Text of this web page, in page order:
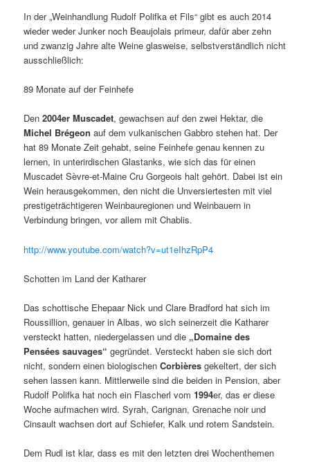
In der „Weinhandlung Rudolf Polifka et Fils“ gibt es auch 2014
wieder weder Junker noch Beaujolais primeur, dafür aber zehn
und zwanzig Jahre alte Weine glasweise, selbstverständlich nicht
ausschließlich:
89 Monate auf der Feinhefe
Den2004er Muscadet, gewachsen auf den zwei Hektar, die
Michel Brégeon auf dem vulkanischen Gabbro stehen hat. Der
hat 89 Monate Zeit gehabt, seine Feinhefe genau kennen zu
lernen, in unterirdischen Glastanks, wie sich das für einen
Muscadet Sèvre-et-Maine Cru Gorgeois halt gehört. Dabei ist ein
Wein herausgekommen, den nicht die Unversiertesten mit viel
prestigeträchtigeren Weinbauregionen und Weinbauern in
Verbindung bringen, vor allem mit Chablis.
http://www.youtube.com/watch?v=ut1eIhzRpP4
Schotten im Land der Katharer
Das schottische Ehepaar Nick und Clare Bradford hat sich im
Roussillion, genauer in Albas, wo sich seinerzeit die Katharer
versteckt hatten, niedergelassen und die „Domaine des
Pensées sauvages“ gegründet. Versteckt haben sie sich dort
nicht, sondern einen biologischenCorbières gekeltert, der sich
sehen lassen kann. Mittlerweile sind die beiden in Pension, aber
Rudolf Polifka hat noch ein Flascherl vom1994er, das er diese
Woche aufmachen wird. Syrah, Carignan, Grenache noir und
Cinsault wachsen dort auf Schiefer, Kalk und rotem Sandstein.
Dem Rudl ist klar, dass es mit den letzten drei Wochenthemen